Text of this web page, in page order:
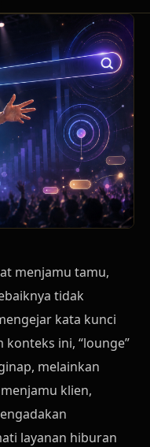
menjamu tamu,
tidak
kata kunci
ini, “lounge”
melainkan
klien,
layanan hiburan